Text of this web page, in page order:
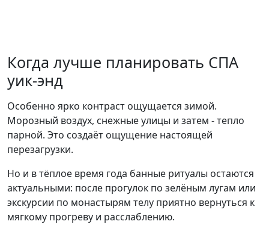
Когда лучше планировать СПА
уик-энд
Особенно ярко контраст ощущается зимой.
Морозный воздух, снежные улицы и затем - тепло
парной. Это создаёт ощущение настоящей
перезагрузки.
Но и в тёплое время года банные ритуалы остаются
актуальными: после прогулок по зелёным лугам или
экскурсии по монастырям телу приятно вернуться к
мягкому прогреву и расслаблению.